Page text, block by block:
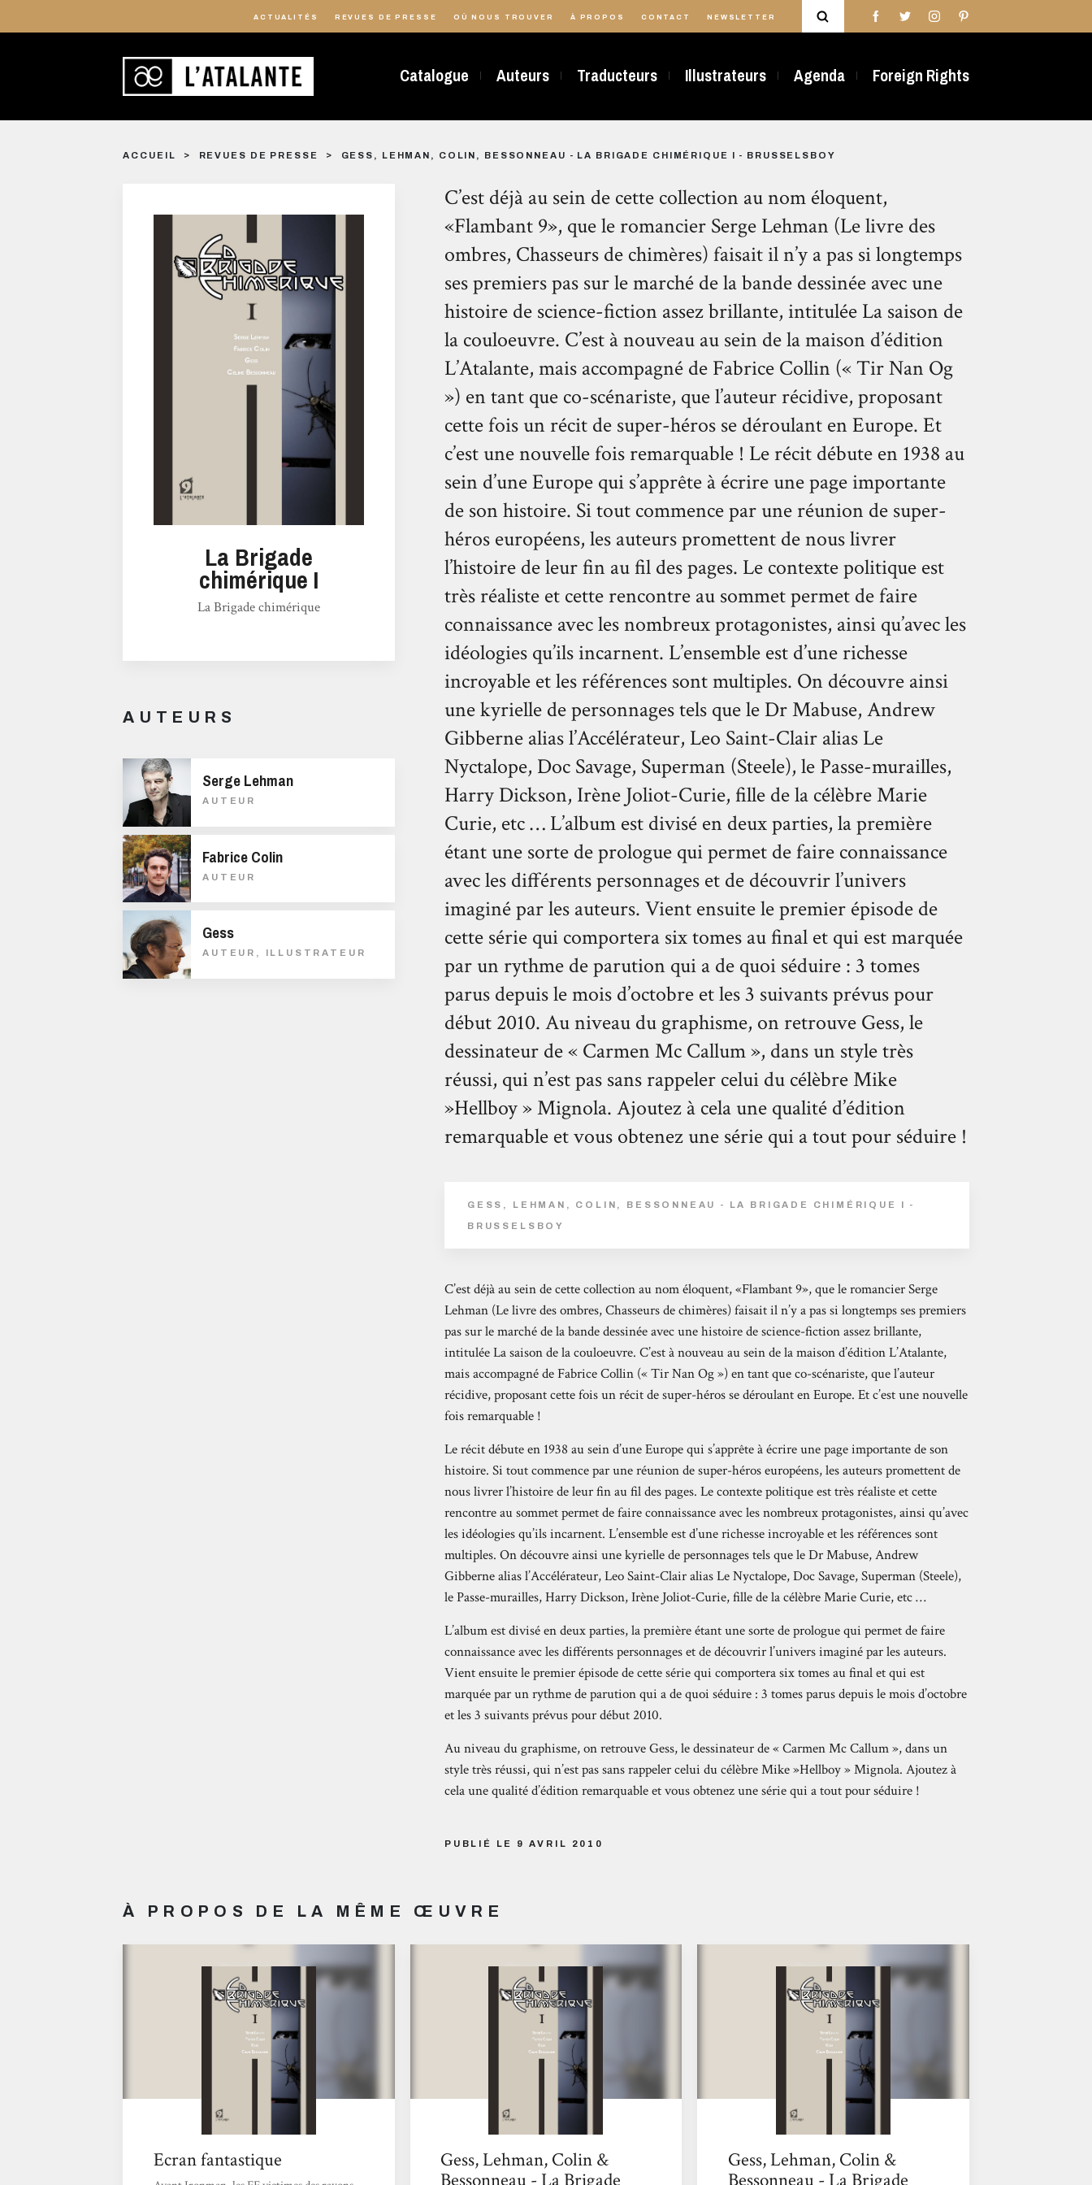
ACTUALITÉS REVUES DE PRESSE OÙ NOUS TROUVER À PROPOS CONTACT NEWSLETTER
Catalogue Auteurs Traducteurs Illustrateurs Agenda Foreign Rights
ACCUEIL REVUES DE PRESSE GESS, LEHMAN, COLIN, BESSONNEAU - LA BRIGADE CHIMÉRIQUE I - BRUSSELSBOY
La Brigade
chimérique I
La Brigade chimérique
AUTEURS
Serge Lehman
AUTEUR
Fabrice Colin
AUTEUR
Gess
AUTEUR, ILLUSTRATEUR
C’est déjà au sein de cette collection au nom éloquent,
«Flambant 9», que le romancier Serge Lehman (Le livre des
ombres, Chasseurs de chimères) faisait il n’y a pas si longtemps
ses premiers pas sur le marché de la bande dessinée avec une
histoire de science-fiction assez brillante, intitulée La saison de
la couloeuvre. C’est à nouveau au sein de la maison d’édition
L’Atalante, mais accompagné de Fabrice Collin (« Tir Nan Og
») en tant que co-scénariste, que l’auteur récidive, proposant
cette fois un récit de super-héros se déroulant en Europe. Et
c’est une nouvelle fois remarquable ! Le récit débute en 1938 au
sein d’une Europe qui s’apprête à écrire une page importante
de son histoire. Si tout commence par une réunion de super-
héros européens, les auteurs promettent de nous livrer
l’histoire de leur fin au fil des pages. Le contexte politique est
très réaliste et cette rencontre au sommet permet de faire
connaissance avec les nombreux protagonistes, ainsi qu’avec les
idéologies qu’ils incarnent. L’ensemble est d’une richesse
incroyable et les références sont multiples. On découvre ainsi
une kyrielle de personnages tels que le Dr Mabuse, Andrew
Gibberne alias l’Accélérateur, Leo Saint-Clair alias Le
Nyctalope, Doc Savage, Superman (Steele), le Passe-murailles,
Harry Dickson, Irène Joliot-Curie, fille de la célèbre Marie
Curie, etc … L’album est divisé en deux parties, la première
étant une sorte de prologue qui permet de faire connaissance
avec les différents personnages et de découvrir l’univers
imaginé par les auteurs. Vient ensuite le premier épisode de
cette série qui comportera six tomes au final et qui est marquée
par un rythme de parution qui a de quoi séduire : 3 tomes
parus depuis le mois d’octobre et les 3 suivants prévus pour
début 2010. Au niveau du graphisme, on retrouve Gess, le
dessinateur de « Carmen Mc Callum », dans un style très
réussi, qui n’est pas sans rappeler celui du célèbre Mike
»Hellboy » Mignola. Ajoutez à cela une qualité d’édition
remarquable et vous obtenez une série qui a tout pour séduire !
GESS, LEHMAN, COLIN, BESSONNEAU - LA BRIGADE CHIMÉRIQUE I -
BRUSSELSBOY
C’est déjà au sein de cette collection au nom éloquent, «Flambant 9», que le romancier Serge
Lehman (Le livre des ombres, Chasseurs de chimères) faisait il n’y a pas si longtemps ses premiers
pas sur le marché de la bande dessinée avec une histoire de science-fiction assez brillante,
intitulée La saison de la couloeuvre. C’est à nouveau au sein de la maison d’édition L’Atalante,
mais accompagné de Fabrice Collin (« Tir Nan Og ») en tant que co-scénariste, que l’auteur
récidive, proposant cette fois un récit de super-héros se déroulant en Europe. Et c’est une nouvelle
fois remarquable !
Le récit débute en 1938 au sein d’une Europe qui s’apprête à écrire une page importante de son
histoire. Si tout commence par une réunion de super-héros européens, les auteurs promettent de
nous livrer l’histoire de leur fin au fil des pages. Le contexte politique est très réaliste et cette
rencontre au sommet permet de faire connaissance avec les nombreux protagonistes, ainsi qu’avec
les idéologies qu’ils incarnent. L’ensemble est d’une richesse incroyable et les références sont
multiples. On découvre ainsi une kyrielle de personnages tels que le Dr Mabuse, Andrew
Gibberne alias l’Accélérateur, Leo Saint-Clair alias Le Nyctalope, Doc Savage, Superman (Steele),
le Passe-murailles, Harry Dickson, Irène Joliot-Curie, fille de la célèbre Marie Curie, etc …
L’album est divisé en deux parties, la première étant une sorte de prologue qui permet de faire
connaissance avec les différents personnages et de découvrir l’univers imaginé par les auteurs.
Vient ensuite le premier épisode de cette série qui comportera six tomes au final et qui est
marquée par un rythme de parution qui a de quoi séduire : 3 tomes parus depuis le mois d’octobre
et les 3 suivants prévus pour début 2010.
Au niveau du graphisme, on retrouve Gess, le dessinateur de « Carmen Mc Callum », dans un
style très réussi, qui n’est pas sans rappeler celui du célèbre Mike »Hellboy » Mignola. Ajoutez à
cela une qualité d’édition remarquable et vous obtenez une série qui a tout pour séduire !
PUBLIÉ LE 9 AVRIL 2010
À PROPOS DE LA MÊME ŒUVRE
Ecran fantastique
Gess, Lehman, Colin &
Bessonneau - La Brigade
Gess, Lehman, Colin &
Bessonneau - La Brigade